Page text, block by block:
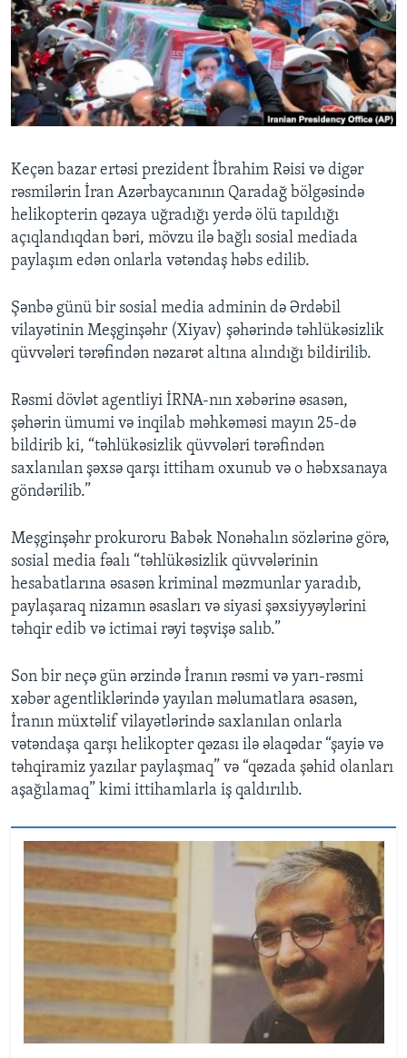
BIZI IZLƏYIN
Keçən bazar ertəsi prezident İbrahim Rəisi və digər
rəsmilərin İran Azərbaycanının Qaradağ bölgəsində
helikopterin qəzaya uğradığı yerdə ölü tapıldığı
açıqlandıqdan bəri, mövzu ilə bağlı sosial mediada
paylaşım edən onlarla vətəndaş həbs edilib.
Şənbə günü bir sosial media adminin də Ərdəbil
vilayətinin Meşginşəhr (Xiyav) şəhərində təhlükəsizlik
qüvvələri tərəfindən nəzarət altına alındığı bildirilib.
Rəsmi dövlət agentliyi İRNA-nın xəbərinə əsasən,
şəhərin ümumi və inqilab məhkəməsi mayın 25-də
bildirib ki, “təhlükəsizlik qüvvələri tərəfindən
saxlanılan şəxsə qarşı ittiham oxunub və o həbxsanaya
göndərilib.”
Meşginşəhr prokuroru Babək Nonəhalın sözlərinə görə,
sosial media fəalı “təhlükəsizlik qüvvələrinin
hesabatlarına əsasən kriminal məzmunlar yaradıb,
paylaşaraq nizamın əsasları və siyasi şəxsiyyəylərini
təhqir edib və ictimai rəyi təşvişə salıb.”
Son bir neçə gün ərzində İranın rəsmi və yarı-rəsmi
xəbər agentliklərində yayılan məlumatlara əsasən,
İranın müxtəlif vilayətlərində saxlanılan onlarla
vətəndaşa qarşı helikopter qəzası ilə əlaqədar “şayiə və
təhqiramiz yazılar paylaşmaq” və “qəzada şəhid olanları
aşağılamaq” kimi ittihamlarla iş qaldırılıb.